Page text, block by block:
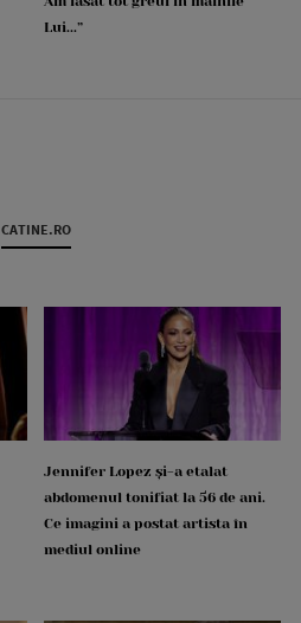
Lui...”
CATINE.RO
Jennifer Lopez și-a etalat
abdomenul tonifiat la 56 de ani.
Ce imagini a postat artista în
mediul online